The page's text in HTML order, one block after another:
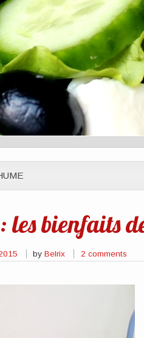
les bienfaits
byBelrix 2 comments